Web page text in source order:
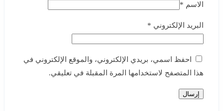
الاسم *
البريد الإلكتروني *
احفظ اسمي، بريدي الإلكتروني، والموقع الإلكتروني في
هذا المتصفح لاستخدامها المرة المقبلة في تعليقي.